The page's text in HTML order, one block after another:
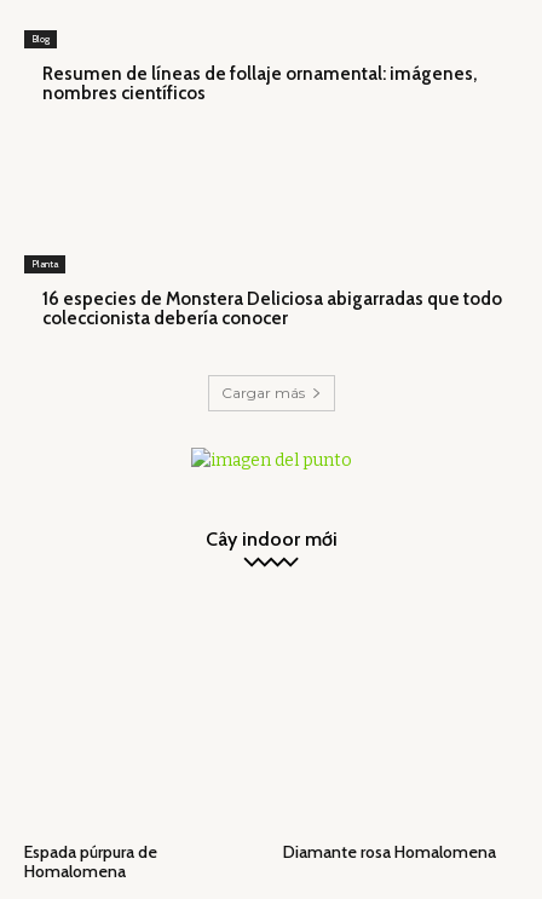
Blog
Resumen de líneas de follaje ornamental: imágenes,
nombres científicos
Planta
16 especies de Monstera Deliciosa abigarradas que todo
coleccionista debería conocer
Cargar más
Cây indoor mới
Espada púrpura de
Homalomena
Diamante rosa Homalomena